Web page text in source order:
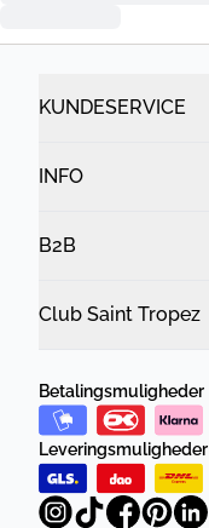
KUNDESERVICE
INFO
B2B
Club Saint Tropez
Betalingsmuligheder
Leveringsmuligheder